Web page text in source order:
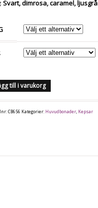
:Svart, dimrosa, caramel, ljusgrå
till i varukorg
CB656 Kategorier: Huvudbonader, Kepsar